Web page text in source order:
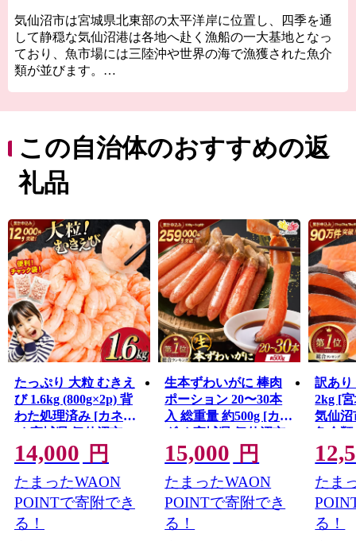
気仙沼市は宮城県北東部の太平洋岸に位置し、四季を通
して静穏な気仙沼港は各地へ赴く漁船の一大基地となっ
ており、魚市場には三陸沖や世界の海で漁獲された魚介
類が並びます。
人気の気仙沼ホルモンなどがあり、美食の街としての一
面も持っています。
東日本大震災では大きな被害を受けましたが、温かい御
支援により一歩ずつ復興の道を歩んでいます。「世界と
い。
この自治体のおすすめの返
礼品
たっぷり 大粒 むきえ
び 1.6kg (800g×2p) 背
わた処理済み [カネダ
イ 宮城県 気仙沼市
20564351] えび 冷凍 剥
き海老 むきエビ 海鮮
業務用 バラ凍結 剥き
えび むき海老 魚介 エ
ビ 海老 小分け むき身
14,000 円
たまったWAON
POINTで寄附でき
る！
生本ずわいがに 棒肉
ポーション 20〜30本
入 総重量 約500g [カネ
ダイ 宮城県 気仙沼市
20564322] むき身 カニ
かに 生 ずわいがに ズ
ワイガニ ずわい蟹 ズ
ワイ蟹 蟹 カニ カニ脚
蟹脚 カニ棒肉 カニ 蟹
15,000 円
たまったWAON
POINTで寄附でき
る！
訳あり
2kg [
気仙沼
魚介
格外
鮭切身
冷凍
当 支
切り
たま
る！